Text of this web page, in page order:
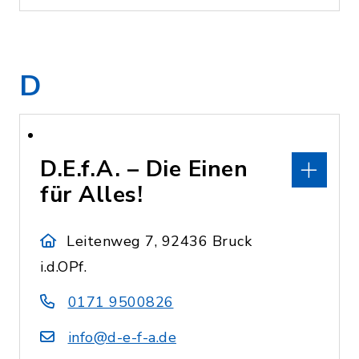
D
D.E.f.A. – Die Einen
für Alles!
Leitenweg 7, 92436 Bruck
i.d.OPf.
0171 9500826
info@d-e-f-a.de